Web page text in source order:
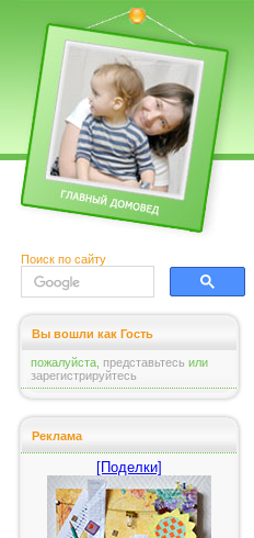
Поиск по сайту
Вы вошли как Гость
пожалуйста, представьтесь или
зарегистрируйтесь
Реклама
[Поделки]